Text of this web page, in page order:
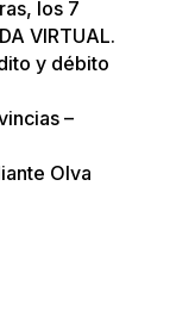
los 7
VIRTUAL.
y débito
–
Olva